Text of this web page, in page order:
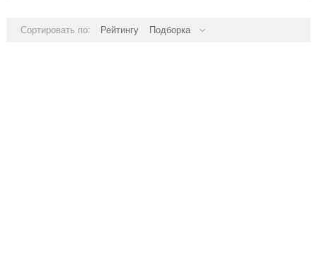
Сортировать по: Рейтингу Подборка